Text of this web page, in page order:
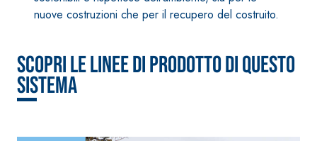
nuove costruzioni che per il recupero del costruito.
Scopri le linee di prodotto di questo
sistema
naturale NHL 3,5 e